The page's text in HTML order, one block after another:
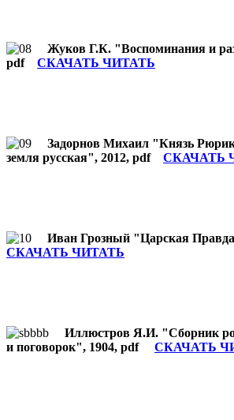
Жуков Г.К. "Воспоминания и
pdf СКАЧАТЬ ЧИТАТЬ
Задорнов Михаил "Князь
земля русская", 2012, pdf СКАЧАТЬ
Иван Грозный "Царская
СКАЧАТЬ ЧИТАТЬ
Иллюстров Я.И. "Сборник
и поговорок", 1904, pdf СКАЧАТЬ